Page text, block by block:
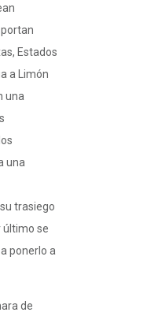
Estados
a Limón
una
una
trasiego
último se
ponerlo a
de